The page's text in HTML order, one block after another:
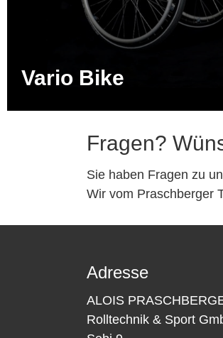
Vario Bike
Fragen?
Sie haben Fragen zu
Wir vom Praschberger
Adresse
ALOIS
Rolltechnik & Sport